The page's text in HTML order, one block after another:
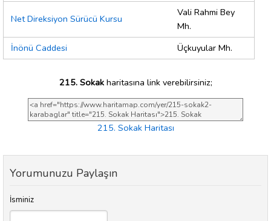
Net Direksiyon Sürücü Kursu
Vali Rahmi Bey
Mh.
İnönü Caddesi
Üçkuyular Mh.
215. Sokakharitasına link verebilirsiniz;
215. Sokak Haritası
Yorumunuzu Paylaşın
İsminiz